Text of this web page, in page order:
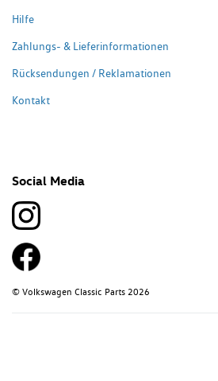
Hilfe
Zahlungs- & Lieferinformationen
Rücksendungen / Reklamationen
Kontakt
Social Media
© Volkswagen Classic Parts 2026